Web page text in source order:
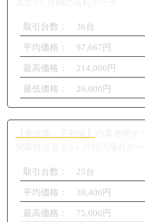
取引台数： 36台
平均価格： 97,667円
最高価格： 214,000円
最低価格： 26,000円
取引台数： 25台
平均価格： 39,400円
最高価格： 75,000円